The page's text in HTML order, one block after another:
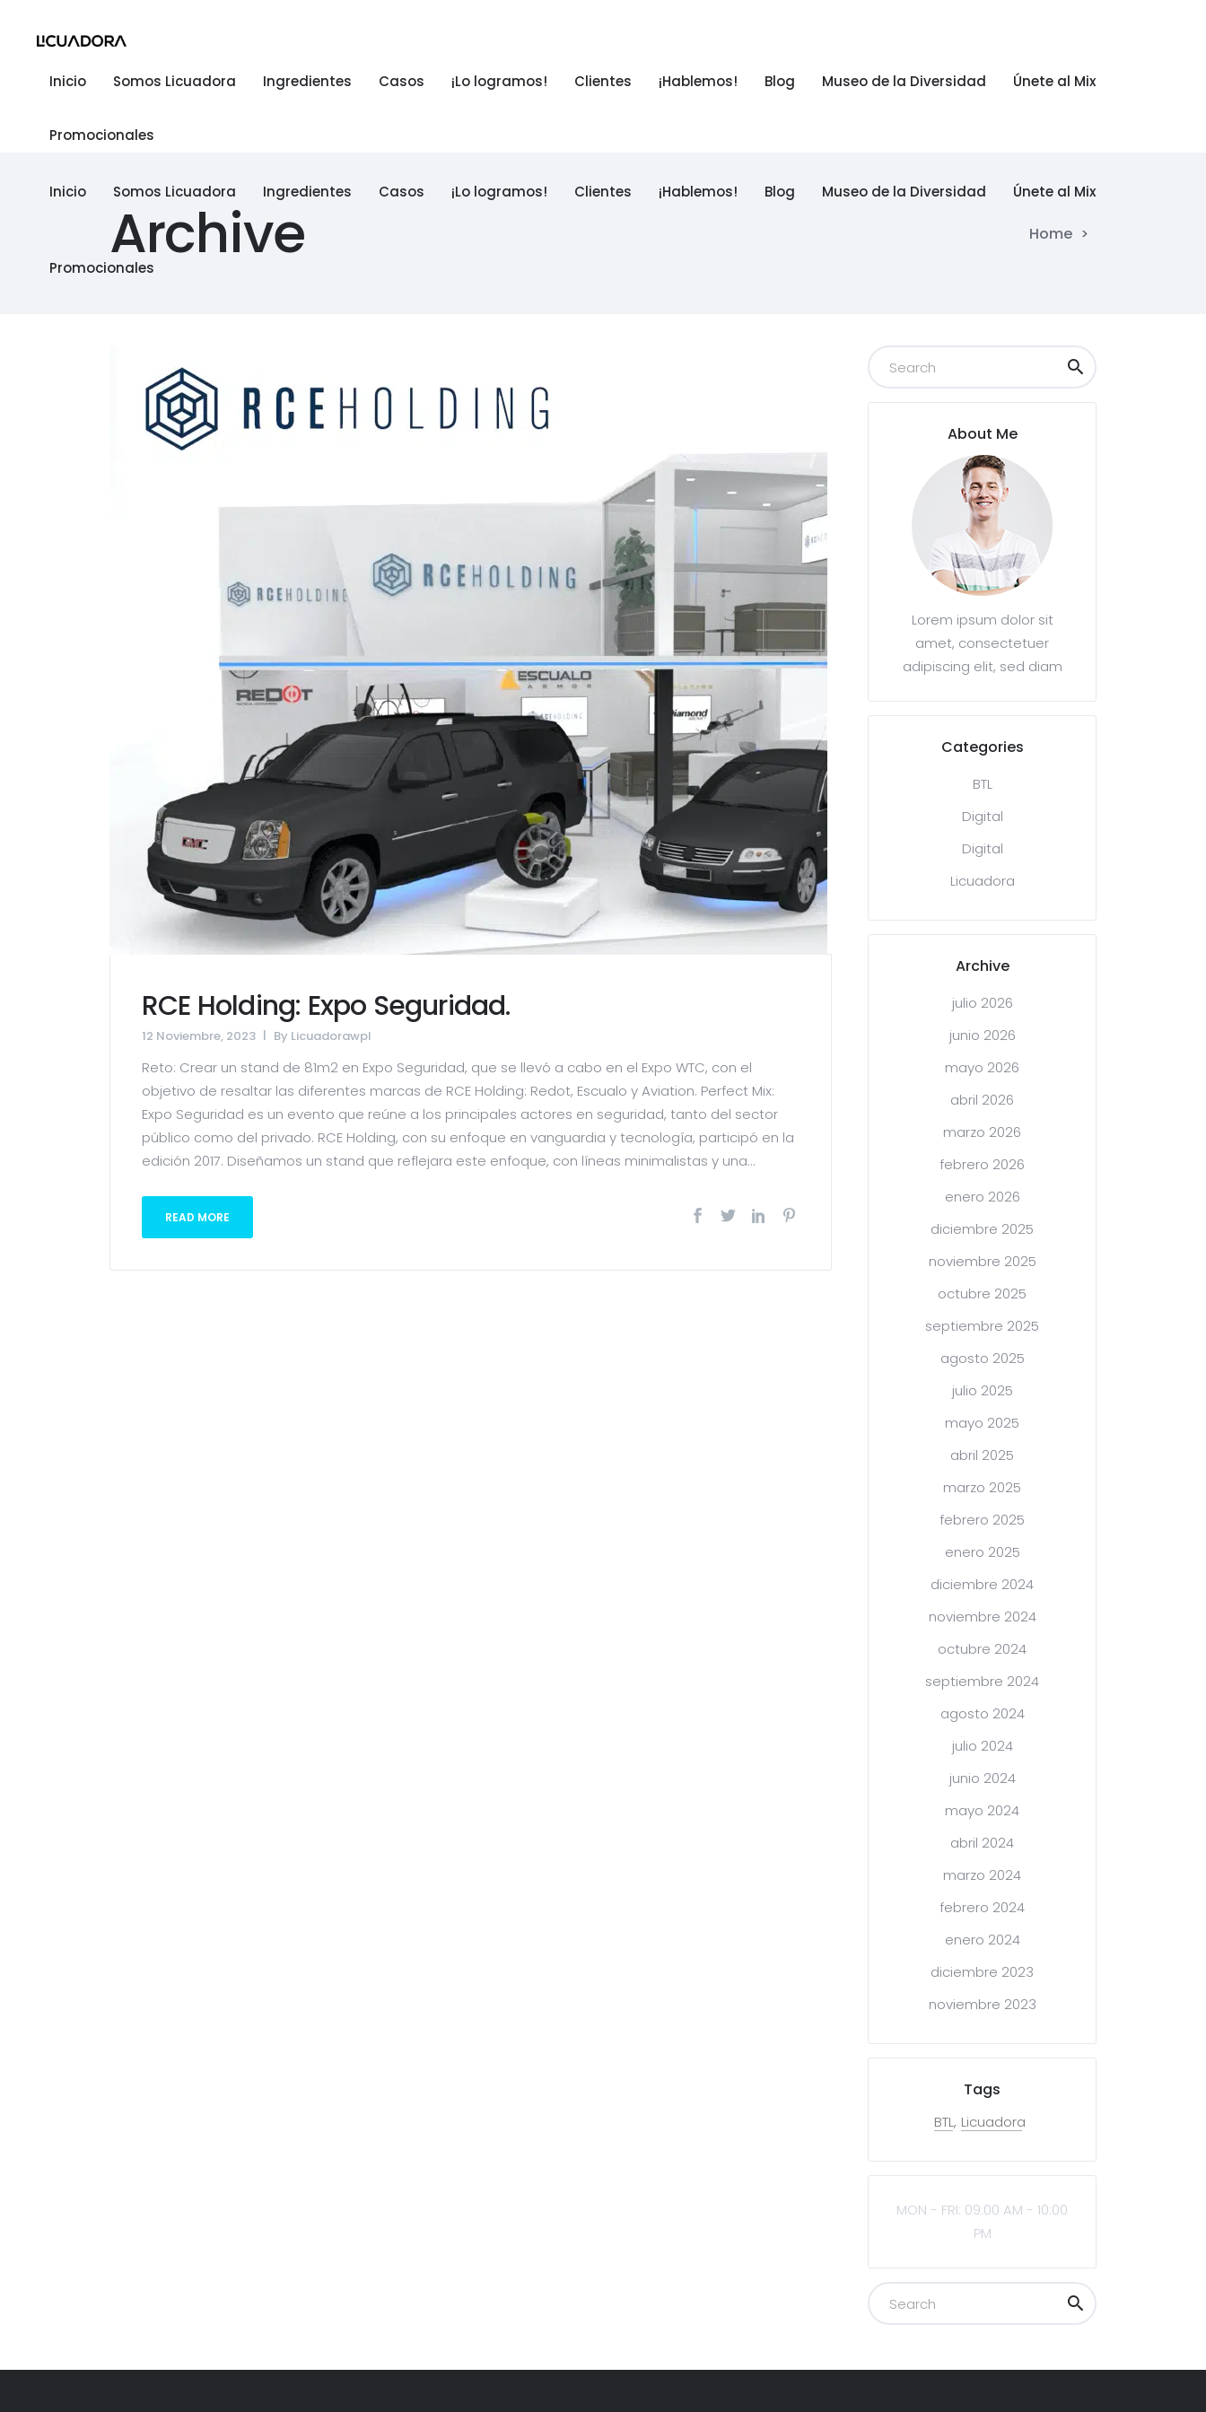
Inicio Somos Licuadora Ingredientes Casos ¡Lo logramos! Clientes ¡Hablemos! Blog Museo de la Diversidad Únete al Mix
Promocionales
Inicio Somos Licuadora Ingredientes Casos ¡Lo logramos! Clientes ¡Hablemos! Blog Museo de la Diversidad Únete al Mix
Promocionales
Archive Home >
RCE Holding: Expo Seguridad.
12 Noviembre, 2023 By Licuadorawpl
Reto: Crear un stand de 81m2 en Expo Seguridad, que se llevó a cabo en el Expo WTC, con el
objetivo de resaltar las diferentes marcas de RCE Holding: Redot, Escualo y Aviation. Perfect Mix:
Expo Seguridad es un evento que reúne a los principales actores en seguridad, tanto del sector
público como del privado. RCE Holding, con su enfoque en vanguardia y tecnología, participó en la
edición 2017. Diseñamos un stand que reflejara este enfoque, con líneas minimalistas y una...
READ MORE
About Me
Lorem ipsum dolor sit
amet, consectetuer
adipiscing elit, sed diam
Categories
BTL
Digital
Digital
Licuadora
Archive
julio 2026
junio 2026
mayo 2026
abril 2026
marzo 2026
febrero 2026
enero 2026
diciembre 2025
noviembre 2025
octubre 2025
septiembre 2025
agosto 2025
julio 2025
mayo 2025
abril 2025
marzo 2025
febrero 2025
enero 2025
diciembre 2024
noviembre 2024
octubre 2024
septiembre 2024
agosto 2024
julio 2024
junio 2024
mayo 2024
abril 2024
marzo 2024
febrero 2024
enero 2024
diciembre 2023
noviembre 2023
Tags
BTL Licuadora
MON - FRI: 09:00 AM - 10:00
PM